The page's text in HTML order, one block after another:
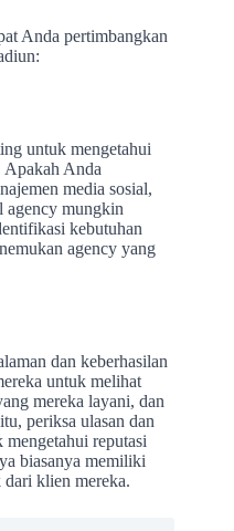
Anda pertimbangkan
untuk mengetahui
Apakah Anda
media sosial,
agency mungkin
kebutuhan
agency yang
dan keberhasilan
untuk melihat
mereka layani, dan
periksa ulasan dan
reputasi
biasanya memiliki
klien mereka.